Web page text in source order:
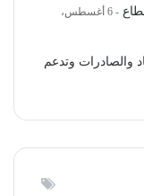
6 أغسطس،
الاقتصاد والصادرات وتدعم